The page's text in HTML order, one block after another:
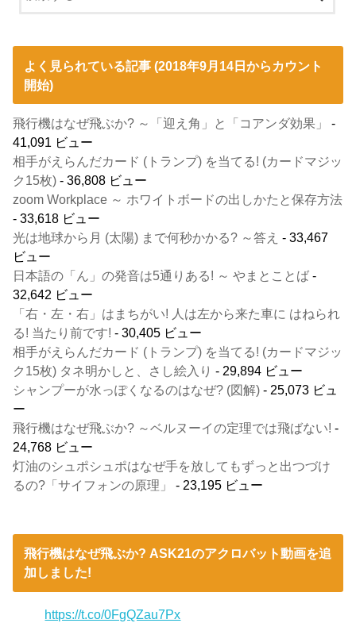
よく見られている記事 (2018年9月14日からカウント
開始)
飛行機はなぜ飛ぶか? ～「迎え角」と「コアンダ効果」
-
41,091 ビュー
相手がえらんだカード (トランプ) を当てる! (カードマジッ
ク15枚) - 36,808 ビュー
zoom Workplace ～ ホワイトボードの出しかたと保存方法
- 33,618 ビュー
光は地球から月 (太陽) まで何秒かかる? ～答え - 33,467
ビュー
日本語の「ん」の発音は5通りある! ～ やまとことば -
32,642 ビュー
「右・左・右」はまちがい! 人は左から来た車に はねられ
る! 当たり前です! - 30,405 ビュー
相手がえらんだカード (トランプ) を当てる! (カードマジッ
ク15枚) タネ明かしと、さし絵入り - 29,894 ビュー
シャンプーが水っぽくなるのはなぜ? (図解) - 25,073 ビュ
ー
飛行機はなぜ飛ぶか? ～ベルヌーイの定理では飛ばない! -
24,768 ビュー
灯油のシュポシュポはなぜ手を放してもずっと出つづけ
るの?「サイフォンの原理」
- 23,195 ビュー
飛行機はなぜ飛ぶか? ASK21のアクロバット動画を追
加しました!
https://t.co/0FgQZau7Px